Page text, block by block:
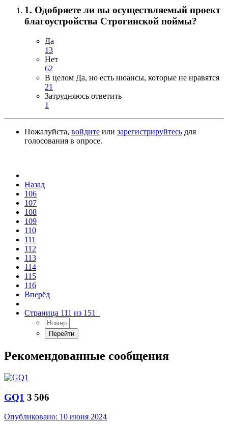
1. Одобряете ли вы осуществляемый проект
благоустройства Строгинской поймы?
Да
13
Нет
62
В целом Да, но есть нюансы, которые не нравятся
21
Затрудняюсь ответить
1
Пожалуйста, войдите или зарегистрируйтесь для
голосования в опросе.
Назад
106
107
108
109
110
111
112
113
114
115
116
Вперёд
Страница 111 из 151
Рекомендованные сообщения
GQ1 3 506
Опубликовано: 10 июня 2024